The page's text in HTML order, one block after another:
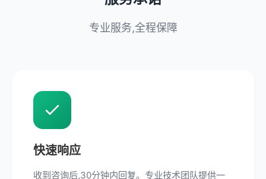
专业服务,全程保障
快速响应
收到咨询后,30分钟内回复。专业技术团队提供一